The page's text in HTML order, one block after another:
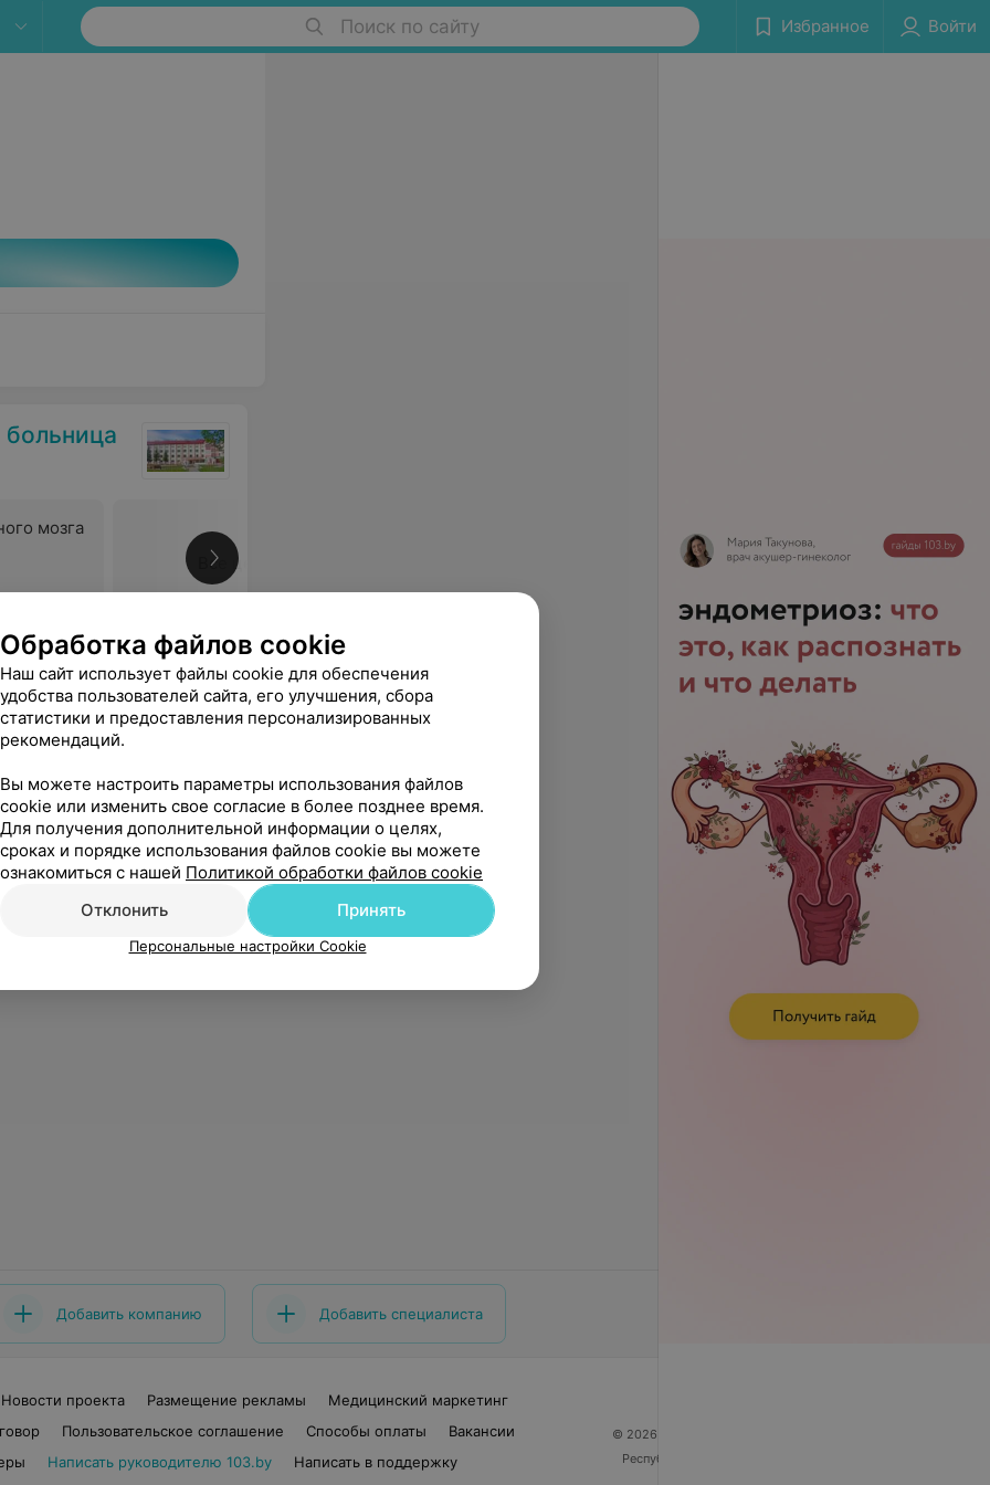
Поиск по сайту Избранное Войти
больница
мозга
Все цены
Именно Ирине Викторовне я смогла довериться.
Добавить компанию Добавить специалиста
Новости проекта Размещение рекламы
Медицинский маркетинг
Пользовательское соглашение Способы оплаты
Вакансии
Написать руководителю 103.by
Написать в поддержку
© 2026 ООО «Артокс Лаб», УНП 191700409
Республика Беларусь, г. Минск, улица Толбухина, 2,
Обработка файлов cookie
Наш сайт использует файлы cookie для обеспечения
удобства пользователей сайта, его улучшения, сбора
статистики и предоставления персонализированных
рекомендаций.
Вы можете настроить параметры использования файлов
cookie или изменить свое согласие в более позднее время.
Для получения дополнительной информации о целях,
сроках и порядке использования файлов cookie вы можете
ознакомиться с нашей Политикой обработки файлов cookie
Отклонить
Принять
Персональные настройки Cookie